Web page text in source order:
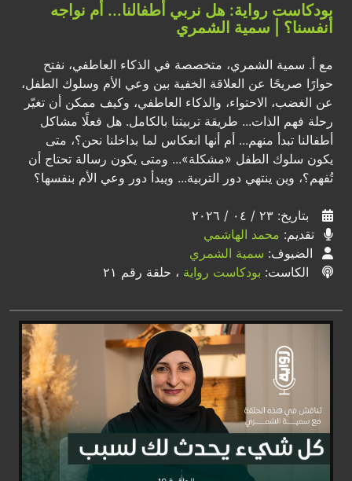
بودكاست رواية: هل نربي أطفالنا... أم نواجه
أنفسنا؟ | سمية الشمري
مع أ. سمية الشمري، متخصصة في الذكاء العاطفي، نفتح
حوارًا صريحًا عن العلاقة الخفية بين وعي الأم وسلوك الطفل،
عن الغضب، الاحتواء، والذكاء العاطفي، وكيف ممكن أن تغيّر
رحلة فهم الذات... طريقة تربيتنا بالكامل. هل فعلًا مشاكل
أطفالنا تبدأ منهم... أم أنها انعكاس لما بداخلنا نحن؟، متى
يكون سلوك الطفل «مشكلة»... ومتى يكون رسالة تحتاج أن
تُفهم؟، وين ينتهي دور التربية... ويبدأ دور وعي الأم بنفسها؟
بتاريخ: ٢٣ / ٠٤ / ٢٠٢٦
تقديم: محمد الهاشمي
الضيوف: سمية الشمري
الكاست: بودكاست رواية ، حلقة رقم ٢١